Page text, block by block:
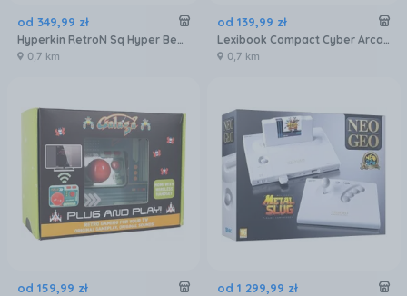
od 349,99 zł
Hyperkin RetroN Sq Hyper Beach (M01128HYB)
0,7 km
od 139,99 zł
Lexibook Compact Cyber Arcade Frozen 150 gier JL2367FZ
0,7 km
od 159,99 zł od 1 299,99 zł